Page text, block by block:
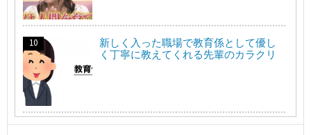
新しく入った職場で教育係として優し
く丁寧に教えてくれる先輩のカラクリ